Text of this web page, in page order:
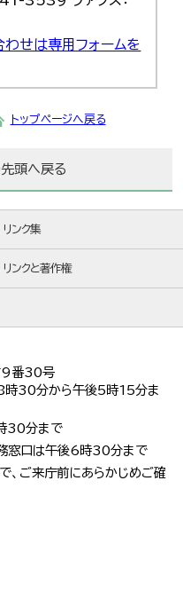
せは専用フォームを
トップページへ戻る
頭へ戻る
リンク集
リンクと著作権
番30号
30分から午後5時15分ま
30分まで
窓口は午後6時30分まで
、ご来庁前にあらかじめご確